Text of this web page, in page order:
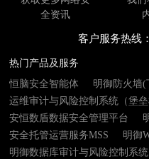
全资讯
客户服务热线
热门产品及服务
恒脑安全智能体
明御防火墙(
运维审计与风险控制系统（堡垒
安恒数盾数据安全管理平台
安全托管运营服务MSS
明御
明御数据库审计与风险控制系统